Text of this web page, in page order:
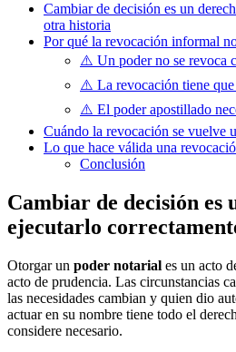
Cambiar de decisión es un
otra historia
Por qué la revocación informal
⚠️ Un poder no se revoca
⚠️ La revocación tiene que
⚠️ El poder apostillado
Cuándo la revocación se vuelve
Lo que hace válida una
Conclusión
Cambiar de decisión es
ejecutarlo
Otorgar un poder notarial es un acto
acto de prudencia. Las circunstancias
las necesidades cambian y quien dio
actuar en su nombre tiene todo el
considere necesario.